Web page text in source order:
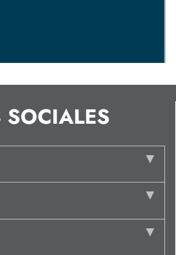
SOCIALES